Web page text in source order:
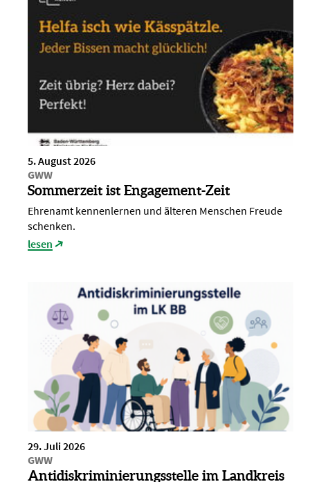
5. August 2026
GWW
Sommerzeit ist Engagement-Zeit
Ehrenamt kennenlernen und älteren Menschen Freude
schenken.
lesen
29. Juli 2026
GWW
Antidiskriminierungsstelle im Landkreis